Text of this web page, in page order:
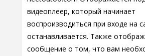
видеоплеер, который начинает
воспроизводиться при входе на
останавливается. Также
сообщение о том, что вам